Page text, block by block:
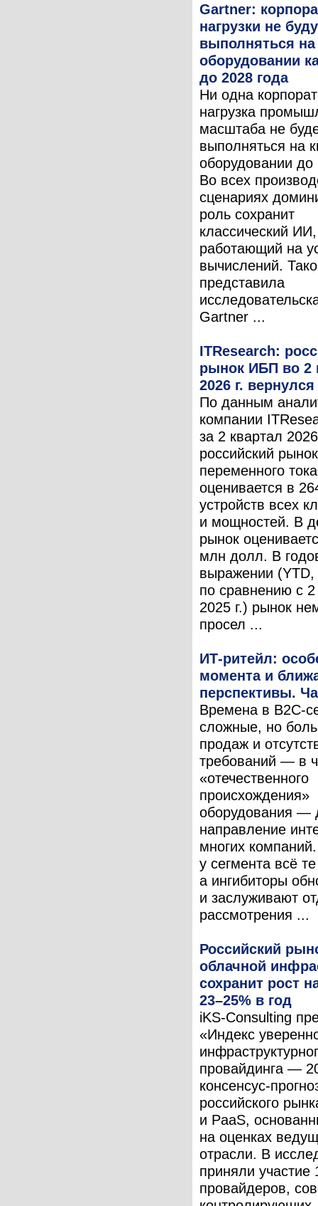
Gartner:
нагрузки не
выполняться
оборудовании
до 2028 года
Ни одна
нагрузка
масштаба не
выполняться на
оборудовании до
Во всех
сценариях
роль сохранит
классический ИИ,
работающий на
вычислений.
представила
Gartner ...
ITResearch:
рынок ИБП во 2
2026 г.
По данным
компании
за 2 квартал
российский
переменного тока
оценивается в
устройств всех
и мощностей. В
рынок
млн долл. В
выражении (YTD,
по сравнению с
2025 г.) рынок
просел ...
ИТ-ритейл:
момента и
перспективы.
Времена в B2С-
сложные, но
продаж и
требований — в
«отечественного
происхождения»
оборудования —
направление
многих
у сегмента всё
а ингибиторы
и заслуживают
рассмотрения ...
Российский
облачной
сохранит рост
23–25% в год
iKS-Consulting
«Индекс
провайдинга —
консенсус-
российского
и PaaS,
на оценках
отрасли. В
приняли участие
провайдеров,